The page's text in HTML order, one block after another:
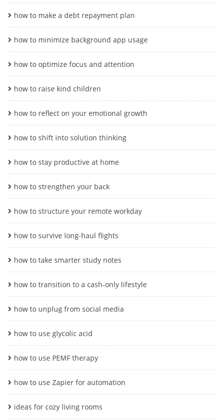
how to make a debt repayment plan
how to minimize background app usage
how to optimize focus and attention
how to raise kind children
how to reflect on your emotional growth
how to shift into solution thinking
how to stay productive at home
how to strengthen your back
how to structure your remote workday
how to survive long-haul flights
how to take smarter study notes
how to transition to a cash-only lifestyle
how to unplug from social media
how to use glycolic acid
how to use PEMF therapy
how to use Zapier for automation
ideas for cozy living rooms